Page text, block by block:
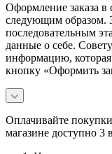
Оформление заказа в
следующим образом.
последовательным
данные о себе.
информацию,
кнопку «Оформить
Оплачивайте
магазине доступно 3